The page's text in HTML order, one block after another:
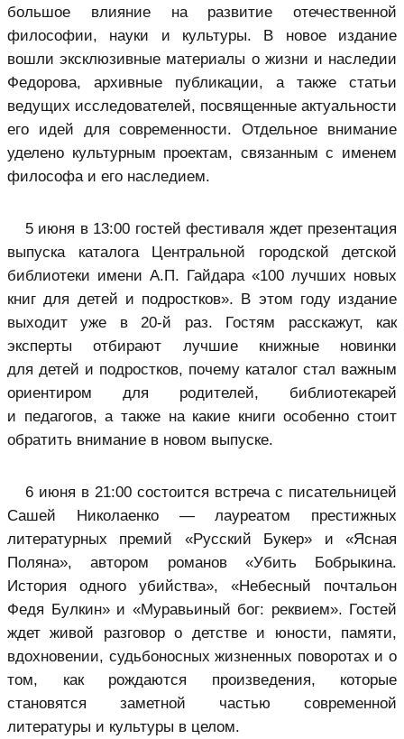
большое влияние на развитие отечественной
философии, науки и культуры. В новое издание
вошли эксклюзивные материалы о жизни и наследии
Федорова, архивные публикации, а также статьи
ведущих исследователей, посвященные актуальности
его идей для современности. Отдельное внимание
уделено культурным проектам, связанным с именем
философа и его наследием.
5 июня в 13:00 гостей фестиваля ждет презентация
выпуска каталога Центральной городской детской
библиотеки имени А.П. Гайдара «100 лучших новых
книг для детей и подростков». В этом году издание
выходит уже в 20-й раз. Гостям расскажут, как
эксперты отбирают лучшие книжные новинки
для детей и подростков, почему каталог стал важным
ориентиром для родителей, библиотекарей
и педагогов, а также на какие книги особенно стоит
обратить внимание в новом выпуске.
6 июня в 21:00 состоится встреча с писательницей
Сашей Николаенко — лауреатом престижных
литературных премий «Русский Букер» и «Ясная
Поляна», автором романов «Убить Бобрыкина.
История одного убийства», «Небесный почтальон
Федя Булкин» и «Муравьиный бог: реквием». Гостей
ждет живой разговор о детстве и юности, памяти,
вдохновении, судьбоносных жизненных поворотах и о
том, как рождаются произведения, которые
становятся заметной частью современной
литературы и культуры в целом.